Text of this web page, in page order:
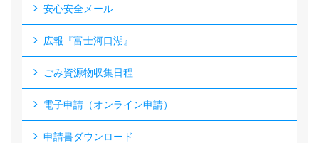
安心安全メール
広報『富士河口湖』
ごみ資源物収集日程
電子申請（オンライン申請）
申請書ダウンロード